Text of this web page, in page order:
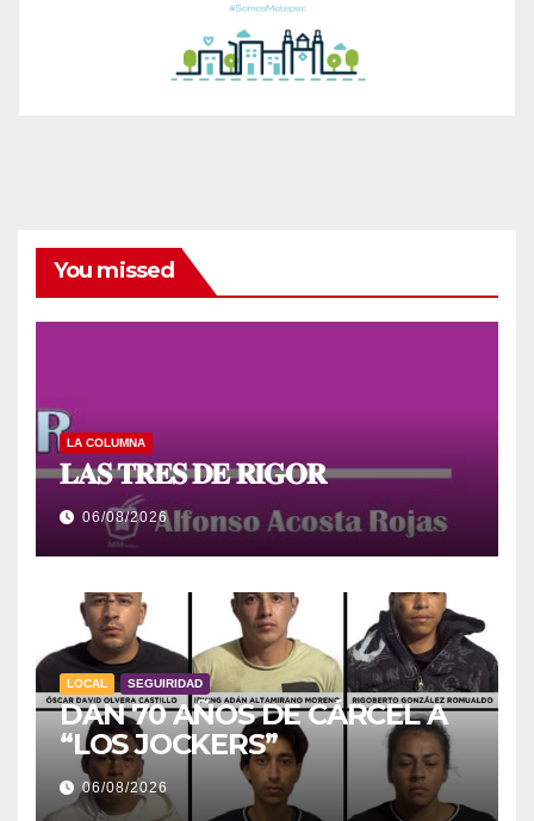
You missed
LA COLUMNA
𝐋𝐀𝐒 𝐓𝐑𝐄𝐒 𝐃𝐄 𝐑𝐈𝐆𝐎𝐑
06/08/2026
LOCAL SEGUIRIDAD
DAN 70 AÑOS DE CÁRCEL A
“LOS JOCKERS”
06/08/2026